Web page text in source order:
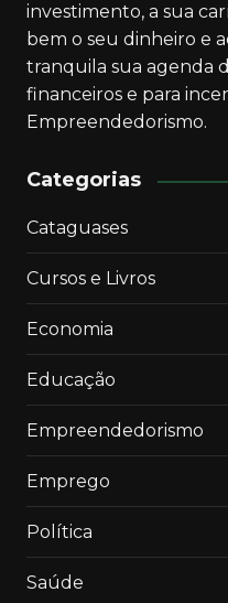
investimento, a sua
bem o seu dinheiro e
tranquila sua agenda
financeiros e para
Empreendedorismo.
Categorias
Cataguases
Cursos e Livros
Economia
Educação
Empreendedorismo
Emprego
Política
Saúde